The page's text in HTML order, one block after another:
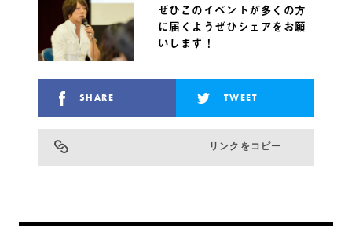
ぜひこのイベントが多くの方
に届くようぜひシェアをお願
いします！
SHARE TWEET
リンクをコピー